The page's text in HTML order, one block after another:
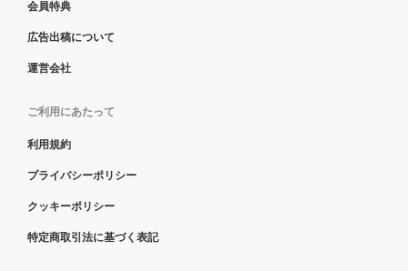
会員特典
広告出稿について
運営会社
ご利用にあたって
利用規約
プライバシーポリシー
クッキーポリシー
特定商取引法に基づく表記